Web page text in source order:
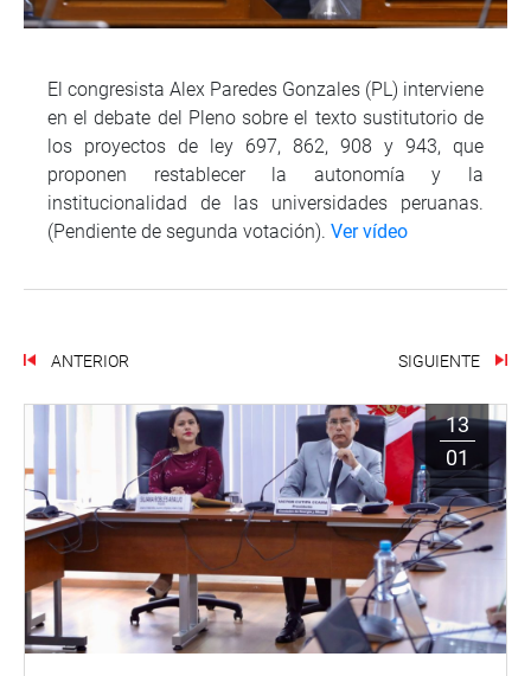
El congresista Alex Paredes Gonzales (PL) interviene
en el debate del Pleno sobre el texto sustitutorio de
los proyectos de ley 697, 862, 908 y 943, que
proponen restablecer la autonomía y la
institucionalidad de las universidades peruanas.
(Pendiente de segunda votación). Ver vídeo
ANTERIOR SIGUIENTE
13
01